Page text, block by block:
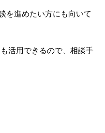
を進めたい方にも向いて
活用できるので、相談手